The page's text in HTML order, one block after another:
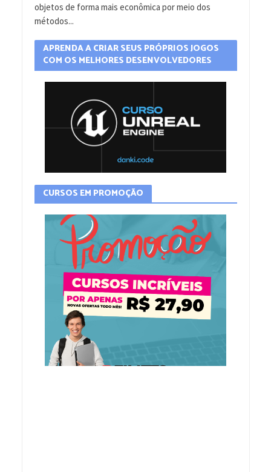
objetos de forma mais econômica por meio dos
métodos...
APRENDA A CRIAR SEUS PRÓPRIOS JOGOS
COM OS MELHORES DESENVOLVEDORES
CURSOS EM PROMOÇÃO